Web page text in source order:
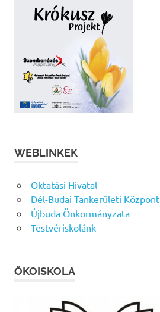
WEBLINKEK
Oktatási Hivatal
Dél-Budai Tankerületi Központ
Újbuda Önkormányzata
Testvériskolánk
ÖKOISKOLA